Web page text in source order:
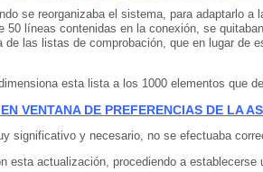
se reorganizaba el sistema, para adaptarlo
50 líneas contenidas en la conexión, se
de las listas de comprobación, que en lugar de
esta lista a los 1000 elementos que
VENTANA DE PREFERENCIAS DE LA
significativo y necesario, no se efectuaba
esta actualización, procediendo a establecerse